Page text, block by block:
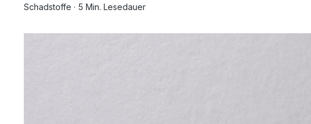
Schadstoffe · 5 Min. Lesedauer